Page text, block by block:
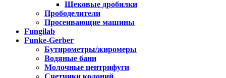
Щековые дробилки
Прободелители
Просеивающие машины
Fungilab
Funke-Gerber
Бутирометры/жиромеры
Водяные бани
Молочные центрифуги
Счетчики колоний